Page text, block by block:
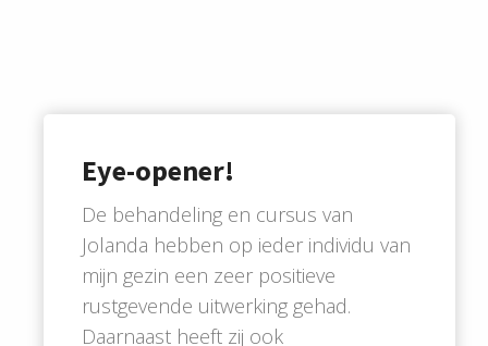
Eye-opener!
De behandeling en cursus van
Jolanda hebben op ieder individu van
mijn gezin een zeer positieve
rustgevende uitwerking gehad.
Daarnaast heeft zij ook